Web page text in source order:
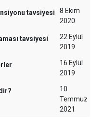
tavsiyesi
8 Ekim
2020
tavsiyesi
22 Eylül
2019
16 Eylül
2019
10
Temmuz
2021